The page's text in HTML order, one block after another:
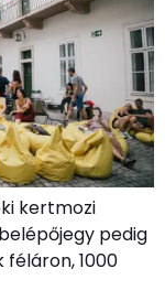
kertmozi
pedig
1000